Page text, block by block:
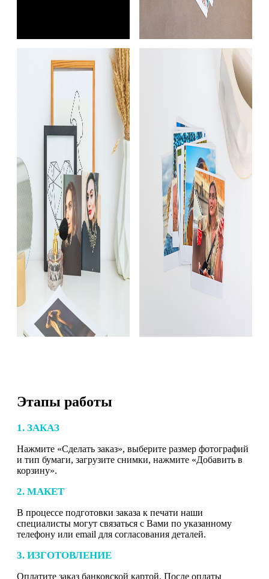
Этапы работы
1. ЗАКАЗ
Нажмите «Сделать заказ», выберите размер фотографий
и тип бумаги, загрузите снимки, нажмите «Добавить в
корзину».
2. МАКЕТ
В процессе подготовки заказа к печати наши
специалисты могут связаться с Вами по указанному
телефону или email для согласования деталей.
3. ИЗГОТОВЛЕНИЕ
Оплатите заказ банковской картой. После оплаты